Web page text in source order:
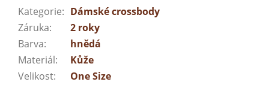
Kategorie: Dámské crossbody
Záruka:
2 roky
Barva:
hnědá
Materiál:
Kůže
Velikost: One Size